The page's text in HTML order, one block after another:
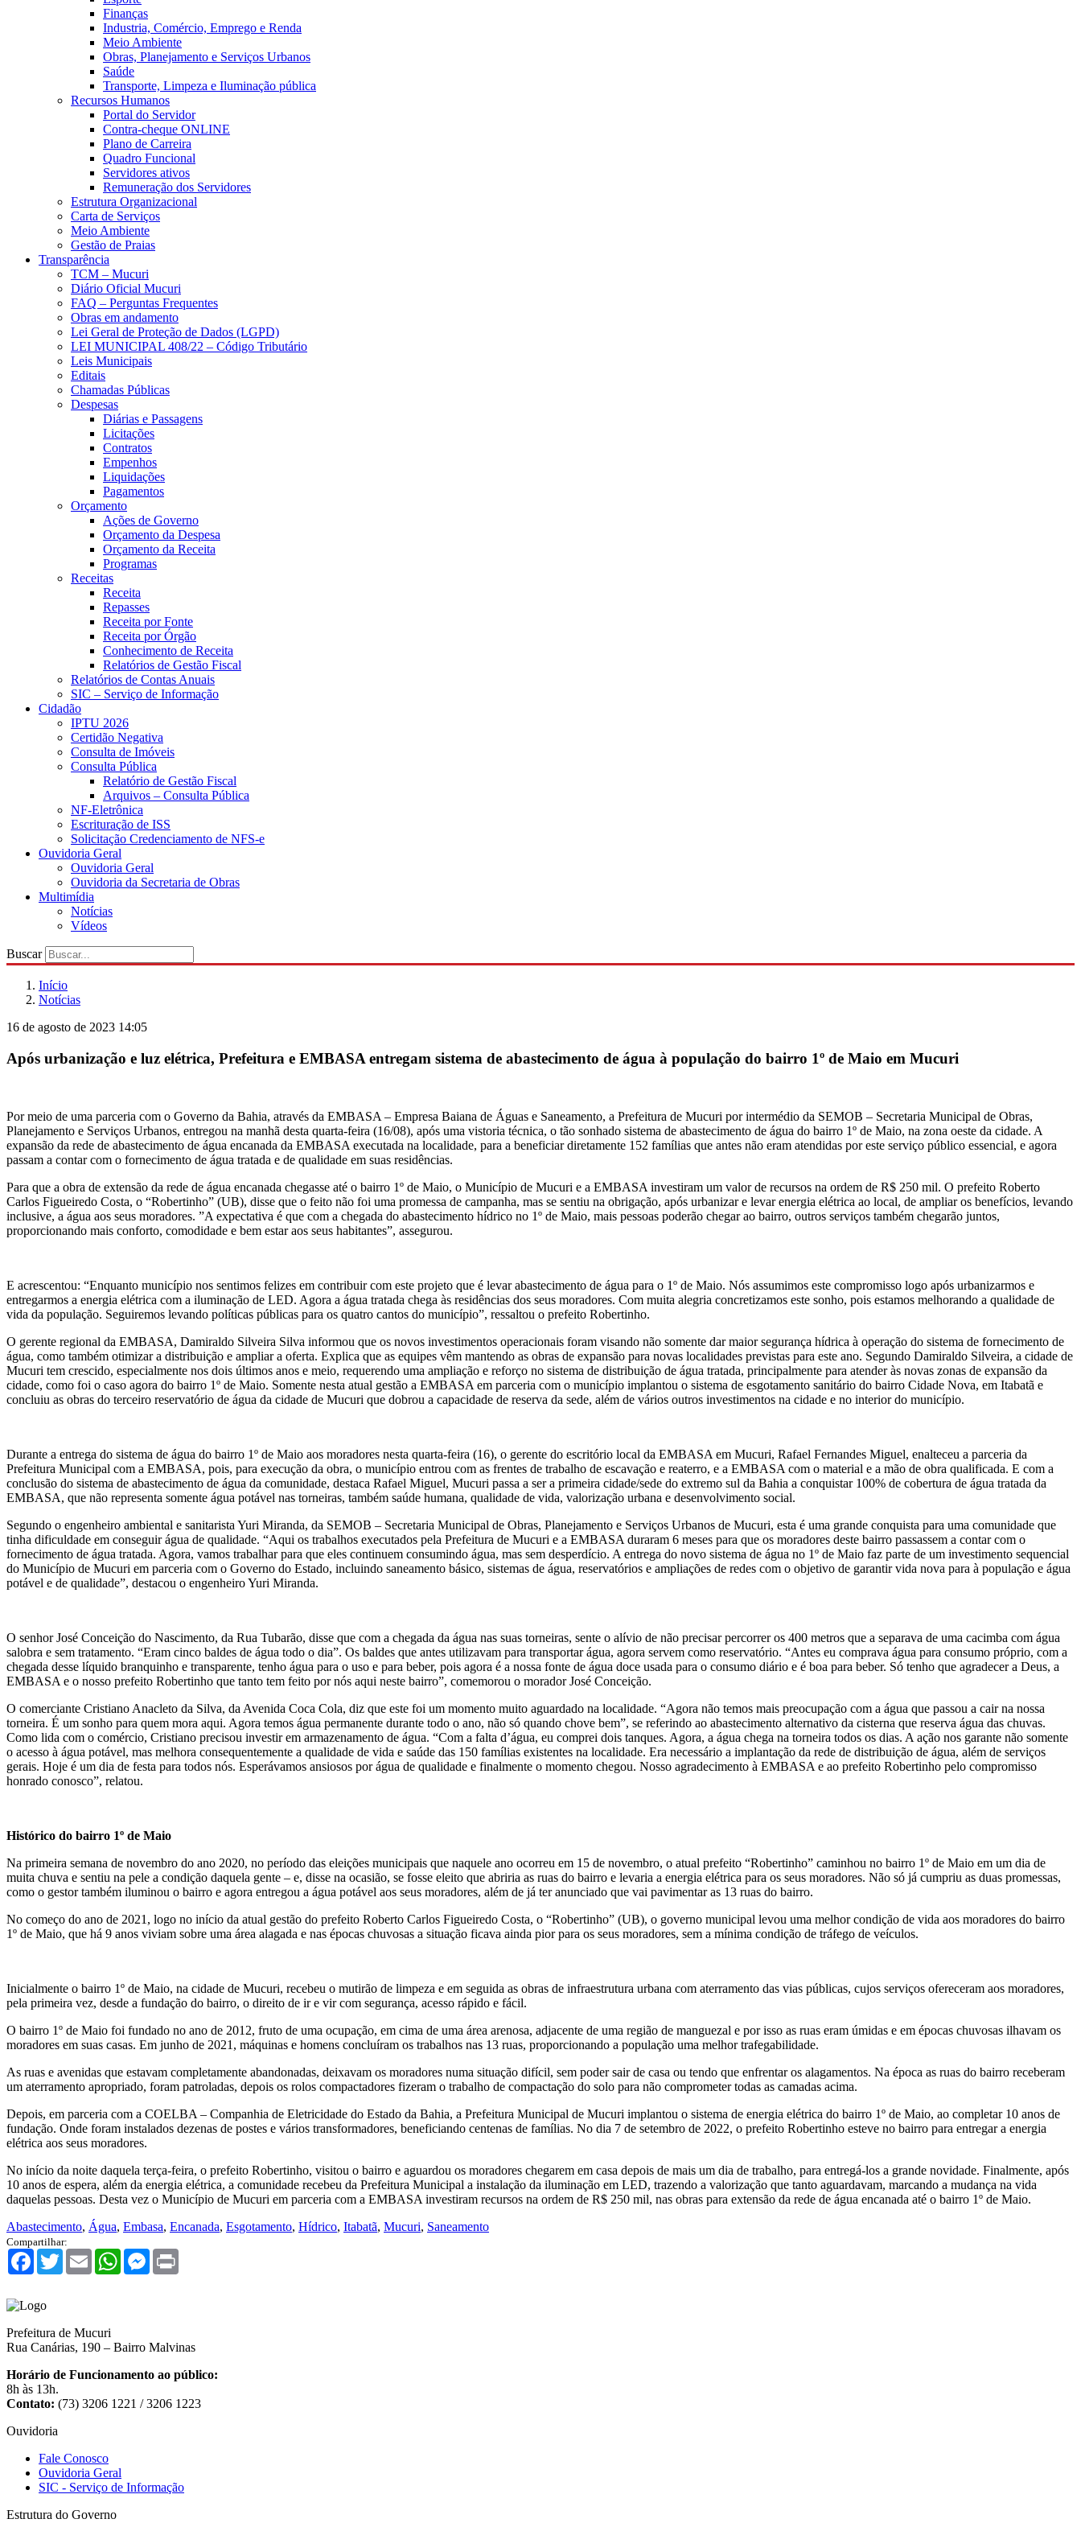
Finanças
Industria, Comércio, Emprego e Renda
Meio Ambiente
Obras, Planejamento e Serviços Urbanos
Saúde
Transporte, Limpeza e Iluminação pública
Recursos Humanos
Portal do Servidor
Contra-cheque ONLINE
Plano de Carreira
Quadro Funcional
Servidores ativos
Remuneração dos Servidores
Estrutura Organizacional
Carta de Serviços
Meio Ambiente
Gestão de Praias
Transparência
TCM – Mucuri
Diário Oficial Mucuri
FAQ – Perguntas Frequentes
Obras em andamento
Lei Geral de Proteção de Dados (LGPD)
LEI MUNICIPAL 408/22 – Código Tributário
Leis Municipais
Editais
Chamadas Públicas
Despesas
Diárias e Passagens
Licitações
Contratos
Empenhos
Liquidações
Pagamentos
Orçamento
Ações de Governo
Orçamento da Despesa
Orçamento da Receita
Programas
Receitas
Receita
Repasses
Receita por Fonte
Receita por Órgão
Conhecimento de Receita
Relatórios de Gestão Fiscal
Relatórios de Contas Anuais
SIC – Serviço de Informação
Cidadão
IPTU 2026
Certidão Negativa
Consulta de Imóveis
Consulta Pública
Relatório de Gestão Fiscal
Arquivos – Consulta Pública
NF-Eletrônica
Escrituração de ISS
Solicitação Credenciamento de NFS-e
Ouvidoria Geral
Ouvidoria Geral
Ouvidoria da Secretaria de Obras
Multimídia
Notícias
Vídeos
Buscar
Início
Notícias
16 de agosto de 2023 14:05
Após urbanização e luz elétrica, Prefeitura e EMBASA entregam sistema de abastecimento de água à população do bairro 1º de Maio em Mucuri
Por meio de uma parceria com o Governo da Bahia, através da EMBASA – Empresa Baiana de Águas e Saneamento, a Prefeitura de Mucuri por intermédio da SEMOB – Secretaria Municipal de Obras,
Planejamento e Serviços Urbanos, entregou na manhã desta quarta-feira (16/08), após uma vistoria técnica, o tão sonhado sistema de abastecimento de água do bairro 1º de Maio, na zona oeste da cidade. A
expansão da rede de abastecimento de água encanada da EMBASA executada na localidade, para a beneficiar diretamente 152 famílias que antes não eram atendidas por este serviço público essencial, e agora
passam a contar com o fornecimento de água tratada e de qualidade em suas residências.
Para que a obra de extensão da rede de água encanada chegasse até o bairro 1º de Maio, o Município de Mucuri e a EMBASA investiram um valor de recursos na ordem de R$ 250 mil. O prefeito Roberto
Carlos Figueiredo Costa, o “Robertinho” (UB), disse que o feito não foi uma promessa de campanha, mas se sentiu na obrigação, após urbanizar e levar energia elétrica ao local, de ampliar os benefícios, levando
inclusive, a água aos seus moradores. ”A expectativa é que com a chegada do abastecimento hídrico no 1º de Maio, mais pessoas poderão chegar ao bairro, outros serviços também chegarão juntos,
proporcionando mais conforto, comodidade e bem estar aos seus habitantes”, assegurou.
E acrescentou: “Enquanto município nos sentimos felizes em contribuir com este projeto que é levar abastecimento de água para o 1º de Maio. Nós assumimos este compromisso logo após urbanizarmos e
entregarmos a energia elétrica com a iluminação de LED. Agora a água tratada chega às residências dos seus moradores. Com muita alegria concretizamos este sonho, pois estamos melhorando a qualidade de
vida da população. Seguiremos levando políticas públicas para os quatro cantos do município”, ressaltou o prefeito Robertinho.
O gerente regional da EMBASA, Damiraldo Silveira Silva informou que os novos investimentos operacionais foram visando não somente dar maior segurança hídrica à operação do sistema de fornecimento de
água, como também otimizar a distribuição e ampliar a oferta. Explica que as equipes vêm mantendo as obras de expansão para novas localidades previstas para este ano. Segundo Damiraldo Silveira, a cidade de
Mucuri tem crescido, especialmente nos dois últimos anos e meio, requerendo uma ampliação e reforço no sistema de distribuição de água tratada, principalmente para atender às novas zonas de expansão da
cidade, como foi o caso agora do bairro 1º de Maio. Somente nesta atual gestão a EMBASA em parceria com o município implantou o sistema de esgotamento sanitário do bairro Cidade Nova, em Itabatã e
concluiu as obras do terceiro reservatório de água da cidade de Mucuri que dobrou a capacidade de reserva da sede, além de vários outros investimentos na cidade e no interior do município.
Durante a entrega do sistema de água do bairro 1º de Maio aos moradores nesta quarta-feira (16), o gerente do escritório local da EMBASA em Mucuri, Rafael Fernandes Miguel, enalteceu a parceria da
Prefeitura Municipal com a EMBASA, pois, para execução da obra, o município entrou com as frentes de trabalho de escavação e reaterro, e a EMBASA com o material e a mão de obra qualificada. E com a
conclusão do sistema de abastecimento de água da comunidade, destaca Rafael Miguel, Mucuri passa a ser a primeira cidade/sede do extremo sul da Bahia a conquistar 100% de cobertura de água tratada da
EMBASA, que não representa somente água potável nas torneiras, também saúde humana, qualidade de vida, valorização urbana e desenvolvimento social.
Segundo o engenheiro ambiental e sanitarista Yuri Miranda, da SEMOB – Secretaria Municipal de Obras, Planejamento e Serviços Urbanos de Mucuri, esta é uma grande conquista para uma comunidade que
tinha dificuldade em conseguir água de qualidade. “Aqui os trabalhos executados pela Prefeitura de Mucuri e a EMBASA duraram 6 meses para que os moradores deste bairro passassem a contar com o
fornecimento de água tratada. Agora, vamos trabalhar para que eles continuem consumindo água, mas sem desperdício. A entrega do novo sistema de água no 1º de Maio faz parte de um investimento sequencial
do Município de Mucuri em parceria com o Governo do Estado, incluindo saneamento básico, sistemas de água, reservatórios e ampliações de redes com o objetivo de garantir vida nova para à população e água
potável e de qualidade”, destacou o engenheiro Yuri Miranda.
O senhor José Conceição do Nascimento, da Rua Tubarão, disse que com a chegada da água nas suas torneiras, sente o alívio de não precisar percorrer os 400 metros que a separava de uma cacimba com água
salobra e sem tratamento. “Eram cinco baldes de água todo o dia”. Os baldes que antes utilizavam para transportar água, agora servem como reservatório. “Antes eu comprava água para consumo próprio, com a
chegada desse líquido branquinho e transparente, tenho água para o uso e para beber, pois agora é a nossa fonte de água doce usada para o consumo diário e é boa para beber. Só tenho que agradecer a Deus, a
EMBASA e o nosso prefeito Robertinho que tanto tem feito por nós aqui neste bairro”, comemorou o morador José Conceição.
O comerciante Cristiano Anacleto da Silva, da Avenida Coca Cola, diz que este foi um momento muito aguardado na localidade. “Agora não temos mais preocupação com a água que passou a cair na nossa
torneira. É um sonho para quem mora aqui. Agora temos água permanente durante todo o ano, não só quando chove bem”, se referindo ao abastecimento alternativo da cisterna que reserva água das chuvas.
Como lida com o comércio, Cristiano precisou investir em armazenamento de água. “Com a falta d’água, eu comprei dois tanques. Agora, a água chega na torneira todos os dias. A ação nos garante não somente
o acesso à água potável, mas melhora consequentemente a qualidade de vida e saúde das 150 famílias existentes na localidade. Era necessário a implantação da rede de distribuição de água, além de serviços
gerais. Hoje é um dia de festa para todos nós. Esperávamos ansiosos por água de qualidade e finalmente o momento chegou. Nosso agradecimento à EMBASA e ao prefeito Robertinho pelo compromisso
honrado conosco”, relatou.
Histórico do bairro 1º de Maio
Na primeira semana de novembro do ano 2020, no período das eleições municipais que naquele ano ocorreu em 15 de novembro, o atual prefeito “Robertinho” caminhou no bairro 1º de Maio em um dia de
muita chuva e sentiu na pele a condição daquela gente – e, disse na ocasião, se fosse eleito que abriria as ruas do bairro e levaria a energia elétrica para os seus moradores. Não só já cumpriu as duas promessas,
como o gestor também iluminou o bairro e agora entregou a água potável aos seus moradores, além de já ter anunciado que vai pavimentar as 13 ruas do bairro.
No começo do ano de 2021, logo no início da atual gestão do prefeito Roberto Carlos Figueiredo Costa, o “Robertinho” (UB), o governo municipal levou uma melhor condição de vida aos moradores do bairro
1º de Maio, que há 9 anos viviam sobre uma área alagada e nas épocas chuvosas a situação ficava ainda pior para os seus moradores, sem a mínima condição de tráfego de veículos.
Inicialmente o bairro 1º de Maio, na cidade de Mucuri, recebeu o mutirão de limpeza e em seguida as obras de infraestrutura urbana com aterramento das vias públicas, cujos serviços ofereceram aos moradores,
pela primeira vez, desde a fundação do bairro, o direito de ir e vir com segurança, acesso rápido e fácil.
O bairro 1º de Maio foi fundado no ano de 2012, fruto de uma ocupação, em cima de uma área arenosa, adjacente de uma região de manguezal e por isso as ruas eram úmidas e em épocas chuvosas ilhavam os
moradores em suas casas. Em junho de 2021, máquinas e homens concluíram os trabalhos nas 13 ruas, proporcionando a população uma melhor trafegabilidade.
As ruas e avenidas que estavam completamente abandonadas, deixavam os moradores numa situação difícil, sem poder sair de casa ou tendo que enfrentar os alagamentos. Na época as ruas do bairro receberam
um aterramento apropriado, foram patroladas, depois os rolos compactadores fizeram o trabalho de compactação do solo para não comprometer todas as camadas acima.
Depois, em parceria com a COELBA – Companhia de Eletricidade do Estado da Bahia, a Prefeitura Municipal de Mucuri implantou o sistema de energia elétrica do bairro 1º de Maio, ao completar 10 anos de
fundação. Onde foram instalados dezenas de postes e vários transformadores, beneficiando centenas de famílias. No dia 7 de setembro de 2022, o prefeito Robertinho esteve no bairro para entregar a energia
elétrica aos seus moradores.
No início da noite daquela terça-feira, o prefeito Robertinho, visitou o bairro e aguardou os moradores chegarem em casa depois de mais um dia de trabalho, para entregá-los a grande novidade. Finalmente, após
10 anos de espera, além da energia elétrica, a comunidade recebeu da Prefeitura Municipal a instalação da iluminação em LED, trazendo a valorização que tanto aguardavam, marcando a mudança na vida
daquelas pessoas. Desta vez o Município de Mucuri em parceria com a EMBASA investiram recursos na ordem de R$ 250 mil, nas obras para extensão da rede de água encanada até o bairro 1º de Maio.
Abastecimento, Água, Embasa, Encanada, Esgotamento, Hídrico, Itabatã, Mucuri, Saneamento
Compartilhar:
Facebook
TwitterEmail WhatsAppMessenger
Prefeitura de Mucuri
Rua Canárias, 190 – Bairro Malvinas
Horário de Funcionamento ao público:
8h às 13h.
Contato: (73) 3206 1221 / 3206 1223
Ouvidoria
Fale Conosco
Ouvidoria Geral
SIC - Serviço de Informação
Estrutura do Governo